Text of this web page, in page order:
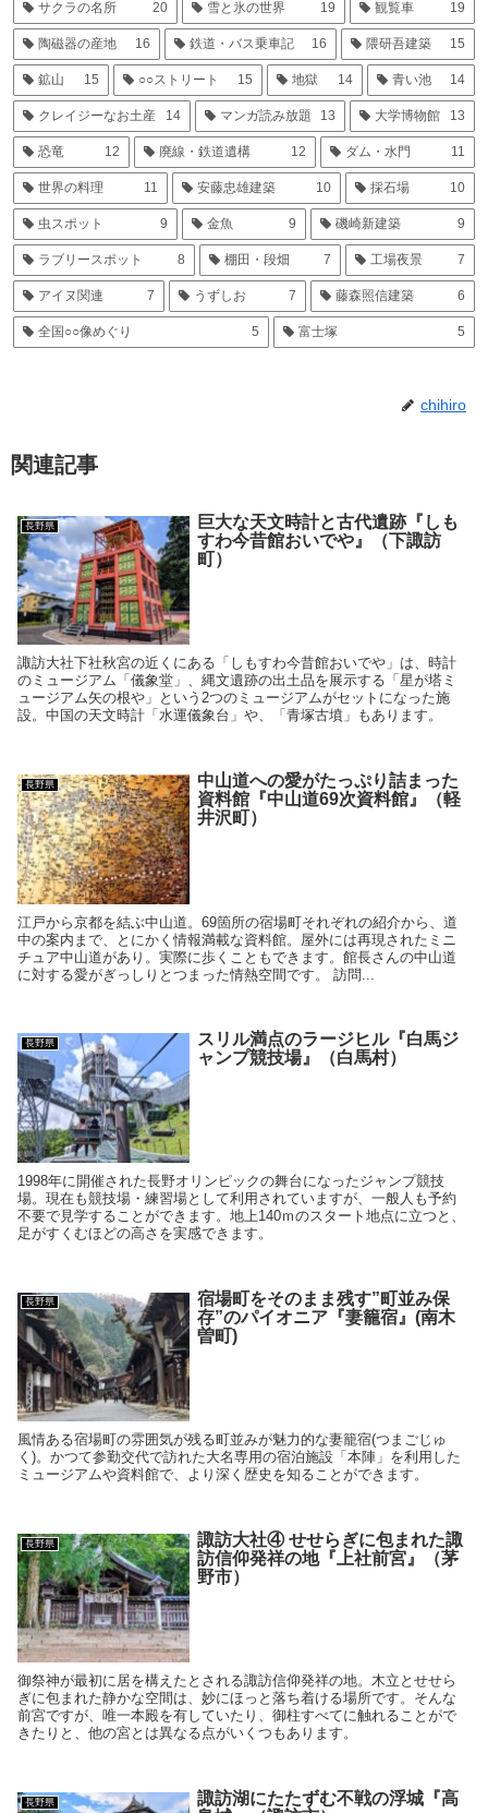
サクラの名所 20 雪と氷の世界 19 観覧車 19
陶磁器の産地 16 鉄道・バス乗車記 16 隈研吾建築 15
鉱山 15 ○○ストリート 15 地獄 14 青い池 14
クレイジーなお土産 14 マンガ読み放題 13 大学博物館 13
恐竜 12 廃線・鉄道遺構 12 ダム・水門 11
世界の料理 11 安藤忠雄建築 10 採石場 10
虫スポット 9 金魚 9 磯崎新建築 9
ラブリースポット 8 棚田・段畑 7 工場夜景 7
アイヌ関連 7 うずしお 7 藤森照信建築 6
全国○○像めぐり 5 富士塚 5
chihiro
関連記事
長野県
巨大な天文時計と古代遺跡『しも
すわ今昔館おいでや』（下諏訪
町）
諏訪大社下社秋宮の近くにある「しもすわ今昔館おいでや」は、時計
のミュージアム「儀象堂」、縄文遺跡の出土品を展示する「星が塔ミ
ュージアム矢の根や」という2つのミュージアムがセットになった施
設。中国の天文時計「水運儀象台」や、「青塚古墳」もあります。
長野県
中山道への愛がたっぷり詰まった
資料館『中山道69次資料館』（軽
井沢町）
江戸から京都を結ぶ中山道。69箇所の宿場町それぞれの紹介から、道
中の案内まで、とにかく情報満載な資料館。屋外には再現されたミニ
チュア中山道があり。実際に歩くこともできます。館長さんの中山道
に対する愛がぎっしりとつまった情熱空間です。 訪問...
長野県
スリル満点のラージヒル『白馬ジ
ャンプ競技場』（白馬村）
1998年に開催された長野オリンピックの舞台になったジャンプ競技
場。現在も競技場・練習場として利用されていますが、一般人も予約
不要で見学することができます。地上140ｍのスタート地点に立つと、
足がすくむほどの高さを実感できます。
長野県
宿場町をそのまま残す”町並み保
存”のパイオニア『妻籠宿』(南木
曽町)
風情ある宿場町の雰囲気が残る町並みが魅力的な妻籠宿(つまごじゅ
く)。かつて参勤交代で訪れた大名専用の宿泊施設「本陣」を利用した
ミュージアムや資料館で、より深く歴史を知ることができます。
長野県
諏訪大社④ せせらぎに包まれた諏
訪信仰発祥の地『上社前宮』（茅
野市）
御祭神が最初に居を構えたとされる諏訪信仰発祥の地。木立とせせら
ぎに包まれた静かな空間は、妙にほっと落ち着ける場所です。そんな
前宮ですが、唯一本殿を有していたり、御柱すべてに触れることがで
きたりと、他の宮とは異なる点がいくつもあります。
長野県
諏訪湖にたたずむ不戦の浮城『高